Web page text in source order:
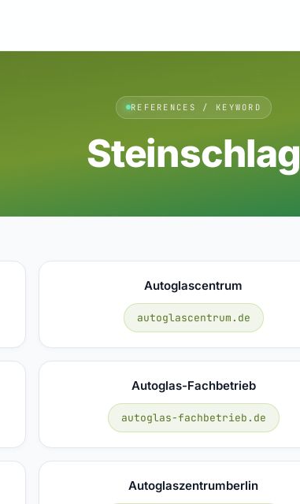
REFERENCES / KEYWORD
Steinschlag
Autoglascentrum
autoglascentrum.de
Autoglas-Fachbetrieb
autoglas-fachbetrieb.de
Autoglaszentrumberlin